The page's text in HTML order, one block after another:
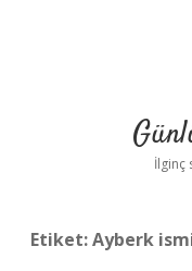
İlginç
Etiket:Ayberk